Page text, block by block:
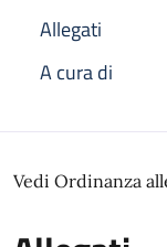
Allegati
A cura di
Vedi Ordinanza